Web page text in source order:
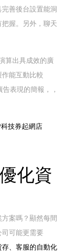
善後台設置能洞
握。另外，聊天
算出具成效的廣
能互動比較
表現的簡報，，
技券起網店
化資
案嗎？顯然每間
可能更需要
存、客服的自動化